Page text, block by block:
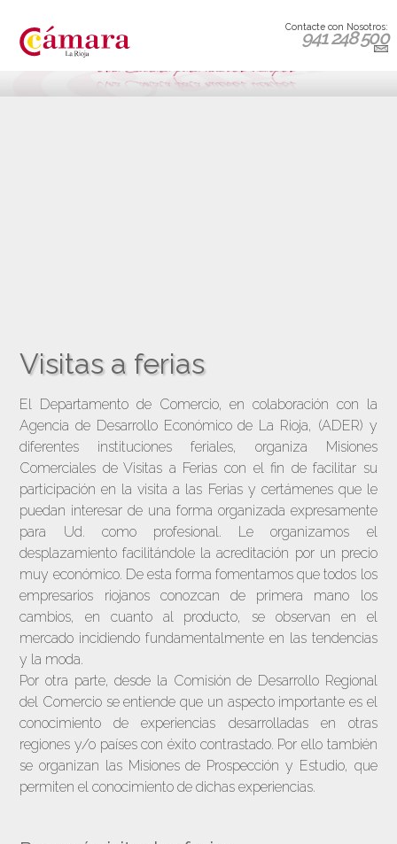
Contacte con Nosotros:
941 248 500
Visitas a ferias
El Departamento de Comercio, en colaboración con la
Agencia de Desarrollo Económico de La Rioja, (ADER) y
diferentes instituciones feriales, organiza Misiones
Comerciales de Visitas a Ferias con el fin de facilitar su
participación en la visita a las Ferias y certámenes que le
puedan interesar de una forma organizada expresamente
para Ud. como profesional. Le organizamos el
desplazamiento facilitándole la acreditación por un precio
muy económico. De esta forma fomentamos que todos los
empresarios riojanos conozcan de primera mano los
cambios, en cuanto al producto, se observan en el
mercado incidiendo fundamentalmente en las tendencias
y la moda.
Por otra parte, desde la Comisión de Desarrollo Regional
del Comercio se entiende que un aspecto importante es el
conocimiento de experiencias desarrolladas en otras
regiones y/o países con éxito contrastado. Por ello también
se organizan las Misiones de Prospección y Estudio, que
permiten el conocimiento de dichas experiencias.